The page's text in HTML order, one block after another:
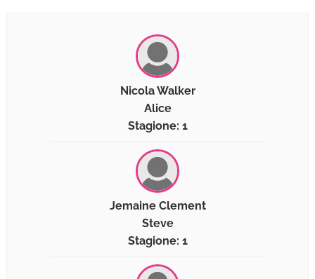
Nicola Walker
Alice
Stagione: 1
Jemaine Clement
Steve
Stagione: 1